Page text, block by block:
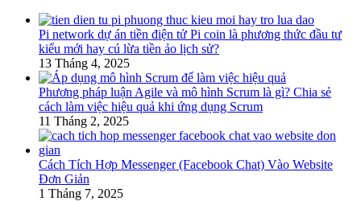
Pi network dự án tiền điện tử Pi coin là phương thức đầu tư
kiểu mới hay cú lừa tiền ảo lịch sử?
13 Tháng 4, 2025
Phương pháp luận Agile và mô hình Scrum là gì? Chia sẻ
cách làm việc hiệu quả khi ứng dụng Scrum
11 Tháng 2, 2025
Cách Tích Hợp Messenger (Facebook Chat) Vào Website
Đơn Giản
1 Tháng 7, 2025